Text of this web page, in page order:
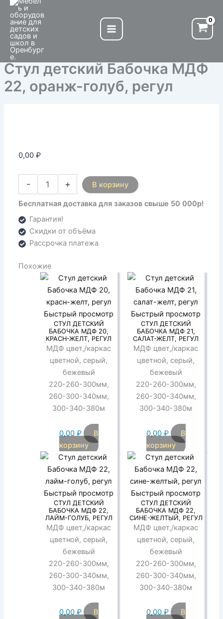
Перейти
содержимому
Стул детский Бабочка МДФ
22, оранж-голуб, регул
0,00₽
-
Количество
товара
Стул
детский
Бабочка
МДФ
22,
оранж-
голуб,
регул
+ В корзину
Бесплатная доставка для заказов свыше 50 000р!
Гарантия!
Скидки от объёма
Рассрочка платежа
Похожие
Быстрый просмотр
СТУЛ ДЕТСКИЙ
БАБОЧКА МДФ 20,
КРАСН-ЖЕЛТ, РЕГУЛ
МДФ цвет,/каркас
цветной, серый,
бежевый
220-260-300мм,
260-300-340мм,
300-340-380м
0,00 ₽
В
корзину
Быстрый просмотр
СТУЛ ДЕТСКИЙ
БАБОЧКА МДФ 21,
САЛАТ-ЖЕЛТ, РЕГУЛ
МДФ цвет,/каркас
цветной, серый,
бежевый
220-260-300мм,
260-300-340мм,
300-340-380м
0,00 ₽
В
корзину
Быстрый просмотр
СТУЛ ДЕТСКИЙ
БАБОЧКА МДФ 22,
ЛАЙМ-ГОЛУБ, РЕГУЛ
МДФ цвет,/каркас
цветной, серый,
бежевый
220-260-300мм,
260-300-340мм,
300-340-380м
0,00 ₽
В
Быстрый просмотр
СТУЛ ДЕТСКИЙ
БАБОЧКА МДФ 22,
СИНЕ-ЖЕЛТЫЙ, РЕГУЛ
МДФ цвет,/каркас
цветной, серый,
бежевый
220-260-300мм,
260-300-340мм,
300-340-380м
0,00 ₽
В